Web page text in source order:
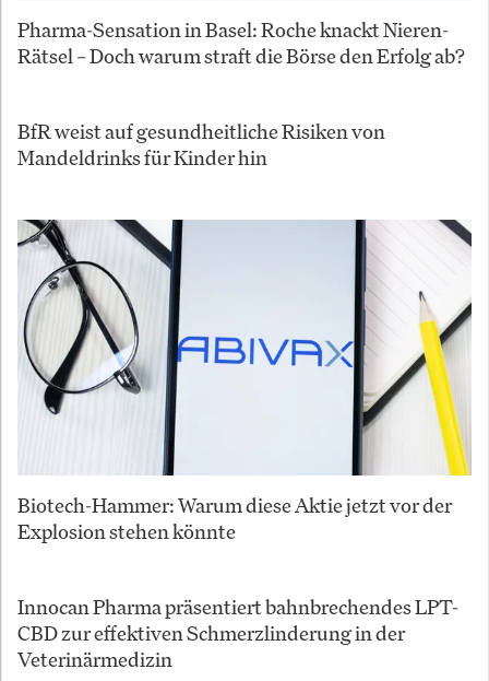
Pharma-Sensation in Basel: Roche knackt Nieren-
Rätsel – Doch warum straft die Börse den Erfolg ab?
BfR weist auf gesundheitliche Risiken von
Mandeldrinks für Kinder hin
Biotech-Hammer: Warum diese Aktie jetzt vor der
Explosion stehen könnte
Innocan Pharma präsentiert bahnbrechendes LPT-
CBD zur effektiven Schmerzlinderung in der
Veterinärmedizin